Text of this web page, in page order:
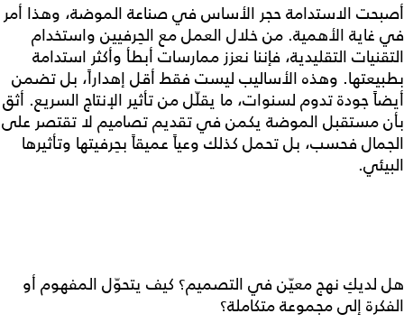
أصبحت الاستدامة حجر الأساس في صناعة الموضة، وهذا أمر
في غاية الأهمية. من خلال العمل مع الحِرفيين واستخدام
التقنيات التقليدية، فإننا نعزز ممارسات أبطأ وأكثر استدامة
بطبيعتها. وهذه الأساليب ليست فقط أقل إهداراً، بل تضمن
أيضاً جودة تدوم لسنوات، ما يقلّل من تأثير الإنتاج السريع. أثق
بأن مستقبل الموضة يكمن في تقديم تصاميم لا تقتصر على
الجمال فحسب، بل تحمل كذلك وعياً عميقاً بحِرفيتها وتأثيرها
البيئي.
هل لديكِ نهج معيّن في التصميم؟ كيف يتحوّل المفهوم أو
الفكرة إلى مجموعة متكاملة؟